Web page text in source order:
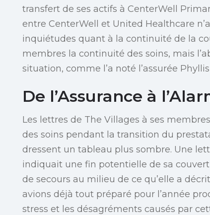
transfert de ses actifs à CenterWell
entre CenterWell et United Healthcare
inquiétudes quant à la continuité de la
membres la continuité des soins, mais
situation, comme l’a noté l’assurée
De l’Assurance à
Les lettres de The Villages à ses
des soins pendant la transition du
dressent un tableau plus sombre. Une
indiquait une fin potentielle de sa
de secours au milieu de ce qu’elle a
avions déjà tout préparé pour l’année
stress et les désagréments causés par